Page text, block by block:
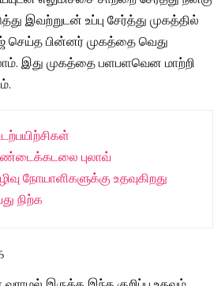
இவற்றுடன் உப்பு சேர்த்து முகத்தில்
செய்த பின்னர் முகத்தை வெது
இது முகத்தை பளபளவென மாற்றி
புலாவ்
நோயாளிகளுக்கு உதவுகிறது
நிற்க